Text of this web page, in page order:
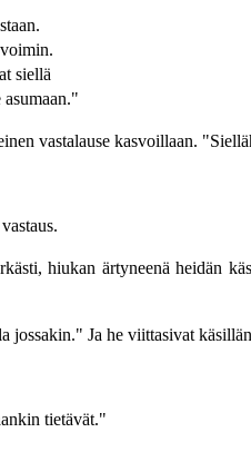
siellä
vastalause kasvoillaan.
hiukan ärtyneenä heidän
jossakin." Ja he viittasivat
tietävät."